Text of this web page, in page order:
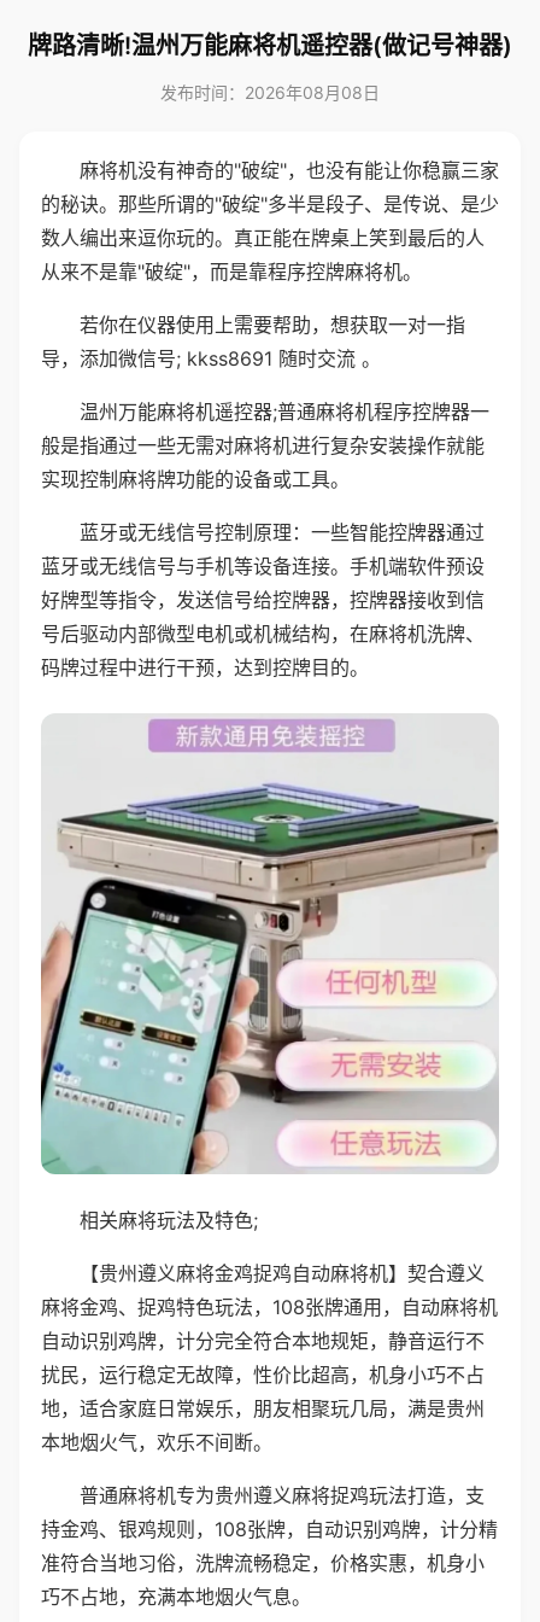
牌路清晰!温州万能麻将机遥控器(做记号神器)
发布时间：2026年08月08日
麻将机没有神奇的"破绽"，也没有能让你稳赢三家
的秘诀。那些所谓的"破绽"多半是段子、是传说、是少
数人编出来逗你玩的。真正能在牌桌上笑到最后的人
从来不是靠"破绽"，而是靠程序控牌麻将机。
若你在仪器使用上需要帮助，想获取一对一指
导，添加微信号; kkss8691 随时交流 。
温州万能麻将机遥控器;普通麻将机程序控牌器一
般是指通过一些无需对麻将机进行复杂安装操作就能
实现控制麻将牌功能的设备或工具。
蓝牙或无线信号控制原理：一些智能控牌器通过
蓝牙或无线信号与手机等设备连接。手机端软件预设
好牌型等指令，发送信号给控牌器，控牌器接收到信
号后驱动内部微型电机或机械结构，在麻将机洗牌、
码牌过程中进行干预，达到控牌目的。
相关麻将玩法及特色;
【贵州遵义麻将金鸡捉鸡自动麻将机】契合遵义
麻将金鸡、捉鸡特色玩法，108张牌通用，自动麻将机
自动识别鸡牌，计分完全符合本地规矩，静音运行不
扰民，运行稳定无故障，性价比超高，机身小巧不占
地，适合家庭日常娱乐，朋友相聚玩几局，满是贵州
本地烟火气，欢乐不间断。
普通麻将机专为贵州遵义麻将捉鸡玩法打造，支
持金鸡、银鸡规则，108张牌，自动识别鸡牌，计分精
准符合当地习俗，洗牌流畅稳定，价格实惠，机身小
巧不占地，充满本地烟火气息。